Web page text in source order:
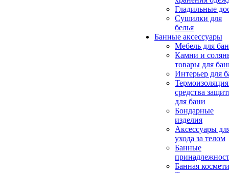
Гладильные
Сушилки для
белья
Банные аксессуары
Мебель для
Камни и
товары для
Интерьер для
средства
для бани
Бондарные
изделия
Аксеcсуары
ухода за телом
Банные
Банная